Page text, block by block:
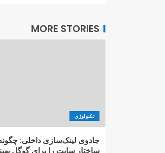
MORE STORIES
تکنولوژی
جادوی لینک‌سازی داخلی:
ساختار سایت را برای گوگل